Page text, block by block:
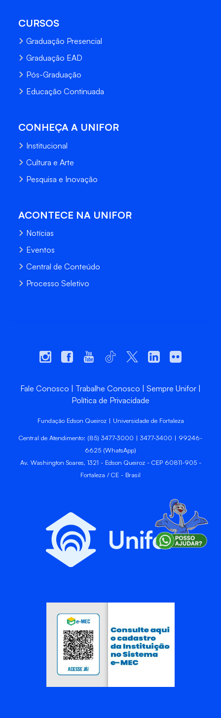
CURSOS
Graduação Presencial
Graduação EAD
Pós-Graduação
Educação Continuada
CONHEÇA A UNIFOR
Institucional
Cultura e Arte
Pesquisa e Inovação
ACONTECE NA UNIFOR
Notícias
Eventos
Central de Conteúdo
Processo Seletivo
Fale Conosco Trabalhe Conosco
Sempre Unifor
Política de Privacidade
Fundação Edson Queiroz | Universidade de Fortaleza
Central de Atendimento: (85) 3477-3000 | 3477-3400 | 99246-
6625 (WhatsApp)
Av. Washington Soares, 1321 - Edson Queiroz - CEP 60811-905 -
Fortaleza / CE - Brasil